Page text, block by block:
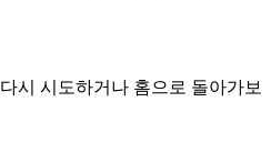
다시 시도하거나 홈으로 돌아가보